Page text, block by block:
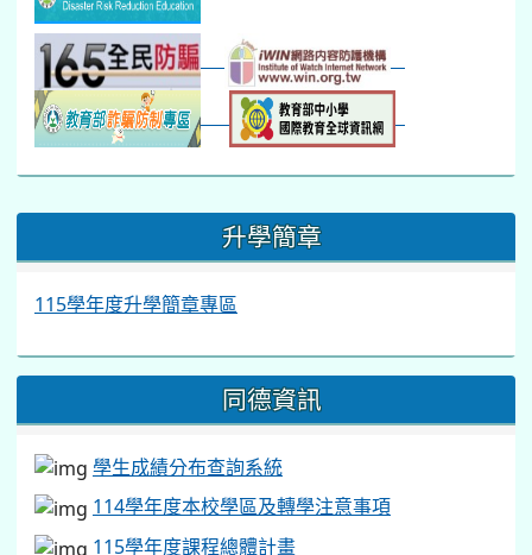
::: 升學簡章
115學年度升學簡章專區
同德資訊
學生成績分布查詢系統
114學年度本校學區及轉學注意事項
115學年度課程總體計畫